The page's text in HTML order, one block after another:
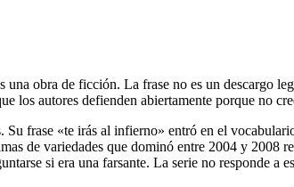
obra de ficción. La frase no es un descargo
autores defienden abiertamente porque no
frase «te irás al infierno» entró en el
de variedades que dominó entre 2004 y 2008
si era una farsante. La serie no responde a